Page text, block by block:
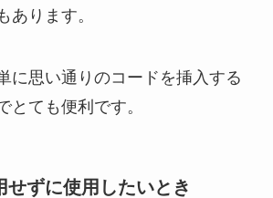
あります。
に思い通りのコードを挿入する
とても便利です。
せずに使用したいとき